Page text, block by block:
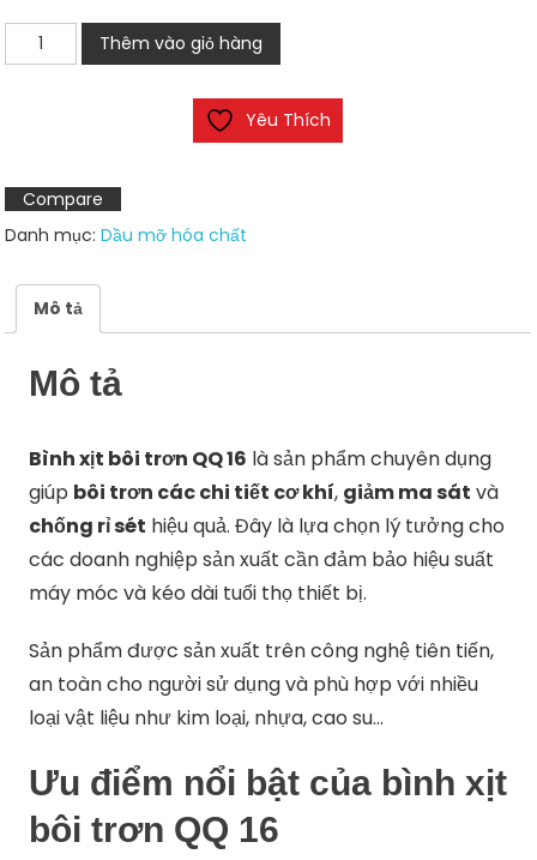
Bình
xịt
16
số
lượng
Thêm vào giỏ hàng
Yêu Thích
Compare
Danh mục:Dầu mỡ hóa chất
Mô tả
Mô tả
Bình xịt bôi trơn QQ 16 là sản phẩm chuyên dụng
giúp bôi trơn các chi tiết cơ khí, giảm ma sát và
chống rỉ sét hiệu quả. Đây là lựa chọn lý tưởng cho
các doanh nghiệp sản xuất cần đảm bảo hiệu suất
máy móc và kéo dài tuổi thọ thiết bị.
Sản phẩm được sản xuất trên công nghệ tiên tiến,
an toàn cho người sử dụng và phù hợp với nhiều
loại vật liệu như kim loại, nhựa, cao su…
Ưu điểm nổi bật của bình xịt
bôi trơn QQ 16